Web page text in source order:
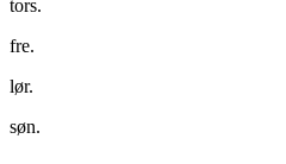
tors.
fre.
lør.
søn.